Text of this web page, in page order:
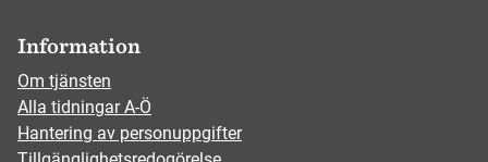
Information
Om tjänsten
Alla tidningar A-Ö
Hantering av personuppgifter